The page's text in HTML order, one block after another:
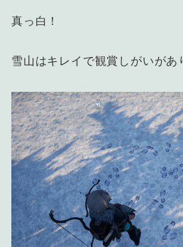
真っ白！
雪山はキレイで観賞しがいがあ